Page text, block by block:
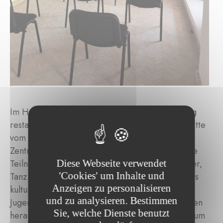
Im Herzen von Marrakesch, in einem vollständig
restaurierten Riad von 100 m², nur wenige Schritte
vom Platz Jamaa El Fna entfernt, empfängt das
Zentrum „Les Étoiles“ jährlich 500 bis 600 junge
Teilnehmer.Das kulturelle Programm, das Theater,
Tanz, Musik und visuelle Künste umfasst, hebt das
kulturelle Erbe der Stadt hervor und führt die
Jugendlichen an zeitgenössische Ausdrucksformen
heran. Zudem werden Sprachkurse angeboten, um
Diese Webseite verwendet
'Cookies' um Inhalte und
Anzeigen zu personalisieren
und zu analysieren. Bestimmen
Sie, welche Dienste benutzt